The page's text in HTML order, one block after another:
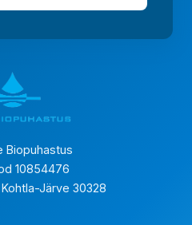
Biopuhastus
10854476
Järve 30328